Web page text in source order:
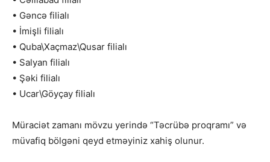
• Gəncə filialı
• İmişli filialı
• Quba\Xaçmaz\Qusar filialı
• Salyan filialı
• Şəki filialı
• Ucar\Göyçay filialı
Müraciət zamanı mövzu yerində “Təcrübə proqramı” və
müvafiq bölgəni qeyd etməyiniz xahiş olunur.